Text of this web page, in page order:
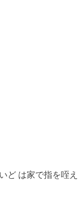
ど は家で指を咥え